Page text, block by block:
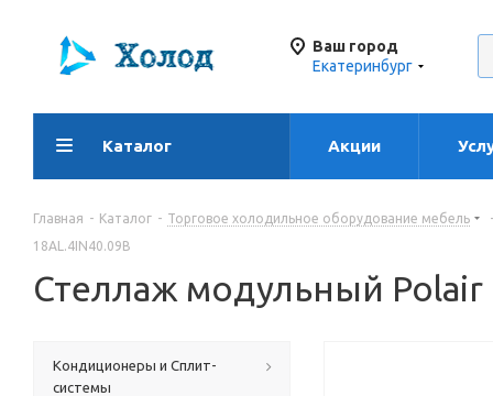
Ваш город
Екатеринбург
Каталог Акции
Главная - Каталог - Торговое холодильное оборудование мебель -
18AL.4IN40.09B
Стеллаж модульный Polair
Кондиционеры и Сплит-
системы